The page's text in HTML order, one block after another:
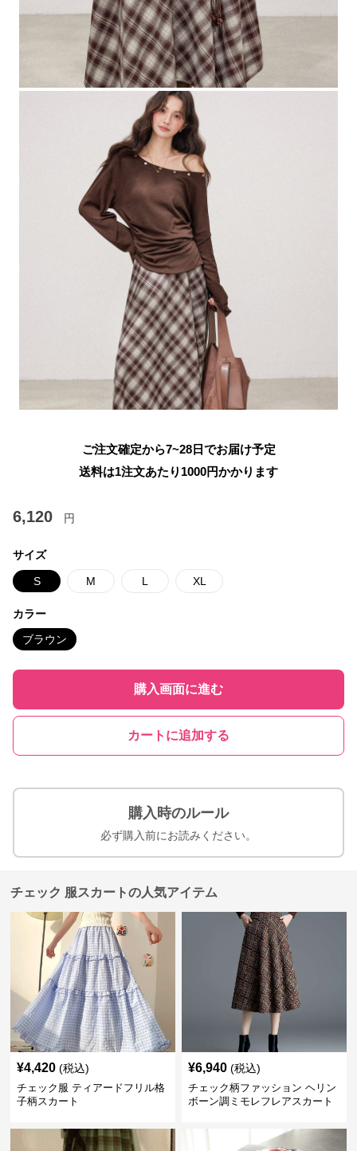
ご注文確定から7~28日でお届け予定
送料は1注文あたり 1000円かかります
6,120 円
サイズ
S M L XL
カラー
ブラウン
購入画面に進む
カートに追加する
購入時のルール
必ず購入前にお読みください。
チェック 服スカートの人気アイテム
¥4,420 (税込)
チェック服 ティアードフリル格
子柄スカート
¥6,940 (税込)
チェック柄ファッション ヘリン
ボーン調ミモレフレアスカート